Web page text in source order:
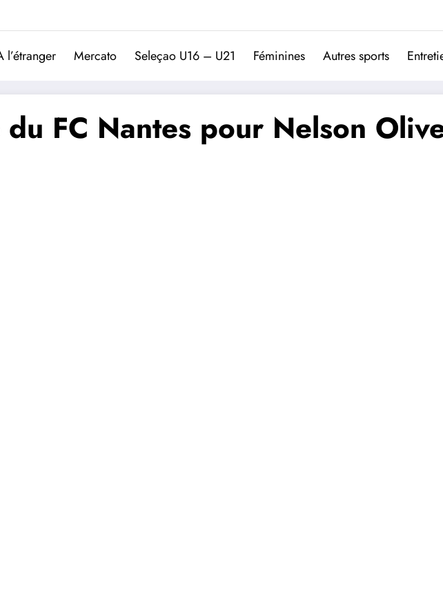
Trivela
L'actualité du football portugais
l’étranger Mercato Seleçao U16 – U21 Féminines Autres sports
FC Nantes pour Nelson